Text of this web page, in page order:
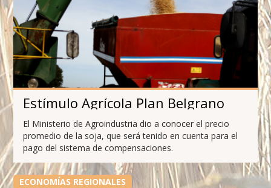
Estímulo Agrícola Plan Belgrano
El Ministerio de Agroindustria dio a conocer el precio
promedio de la soja, que será tenido en cuenta para el
pago del sistema de compensaciones.
ECONOMÍAS REGIONALES